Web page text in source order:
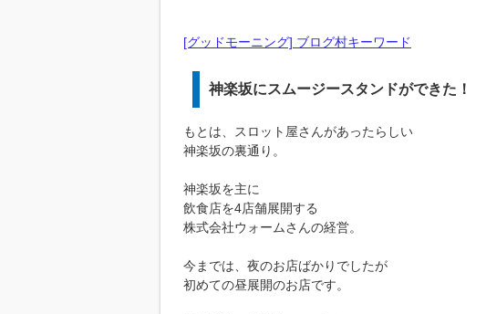
[グッドモーニング] ブログ村キーワード
神楽坂にスムージースタンドができた！
もとは、スロット屋さんがあったらしい
神楽坂の裏通り。
神楽坂を主に
飲食店を4店舗展開する
株式会社ウォームさんの経営。
今までは、夜のお店ばかりでしたが
初めての昼展開のお店です。